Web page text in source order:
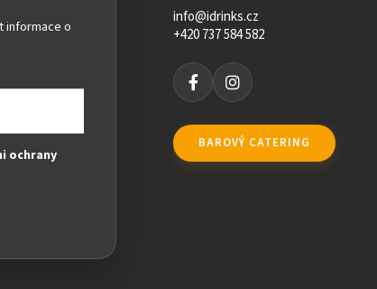
informace o
ochrany
info@idrinks.cz
+420 737 584 582
BAROVÝ CATERING